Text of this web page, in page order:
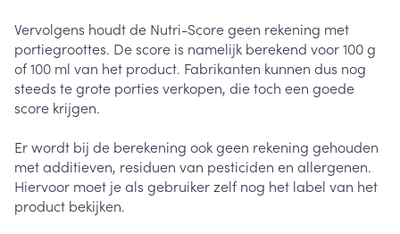
Vervolgens houdt de Nutri-Score geen rekening met
portiegroottes. De score is namelijk berekend voor 100 g
of 100 ml van het product. Fabrikanten kunnen dus nog
steeds te grote porties verkopen, die toch een goede
score krijgen.
Er wordt bij de berekening ook geen rekening gehouden
met additieven, residuen van pesticiden en allergenen.
Hiervoor moet je als gebruiker zelf nog het label van het
product bekijken.